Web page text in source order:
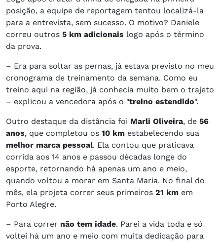
posição, a equipe de reportagem tentou localizá-la
para a entrevista, sem sucesso. O motivo? Daniele
correu outros 5 km adicionais logo após o término
da prova.
– Era para soltar as pernas, já estava previsto no meu
cronograma de treinamento da semana. Como eu
treino aqui na região, já conhecia muito bem o trajeto
– explicou a vencedora após o "treino estendido".
Outro destaque da distância foi Marli Oliveira, de 56
anos, que completou os 10 km estabelecendo sua
melhor marca pessoal. Ela contou que praticava
corrida aos 14 anos e passou décadas longe do
esporte, retornando há apenas um ano e meio,
quando voltou a morar em Santa Maria. No final do
mês, ela projeta correr seus primeiros 21 km em
Porto Alegre.
– Para correr não tem idade. Parei a vida toda e só
voltei há um ano e meio com muita dedicação para